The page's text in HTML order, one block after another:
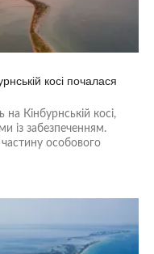
косі почалася
на Кінбурнській косі,
із забезпеченням.
особового